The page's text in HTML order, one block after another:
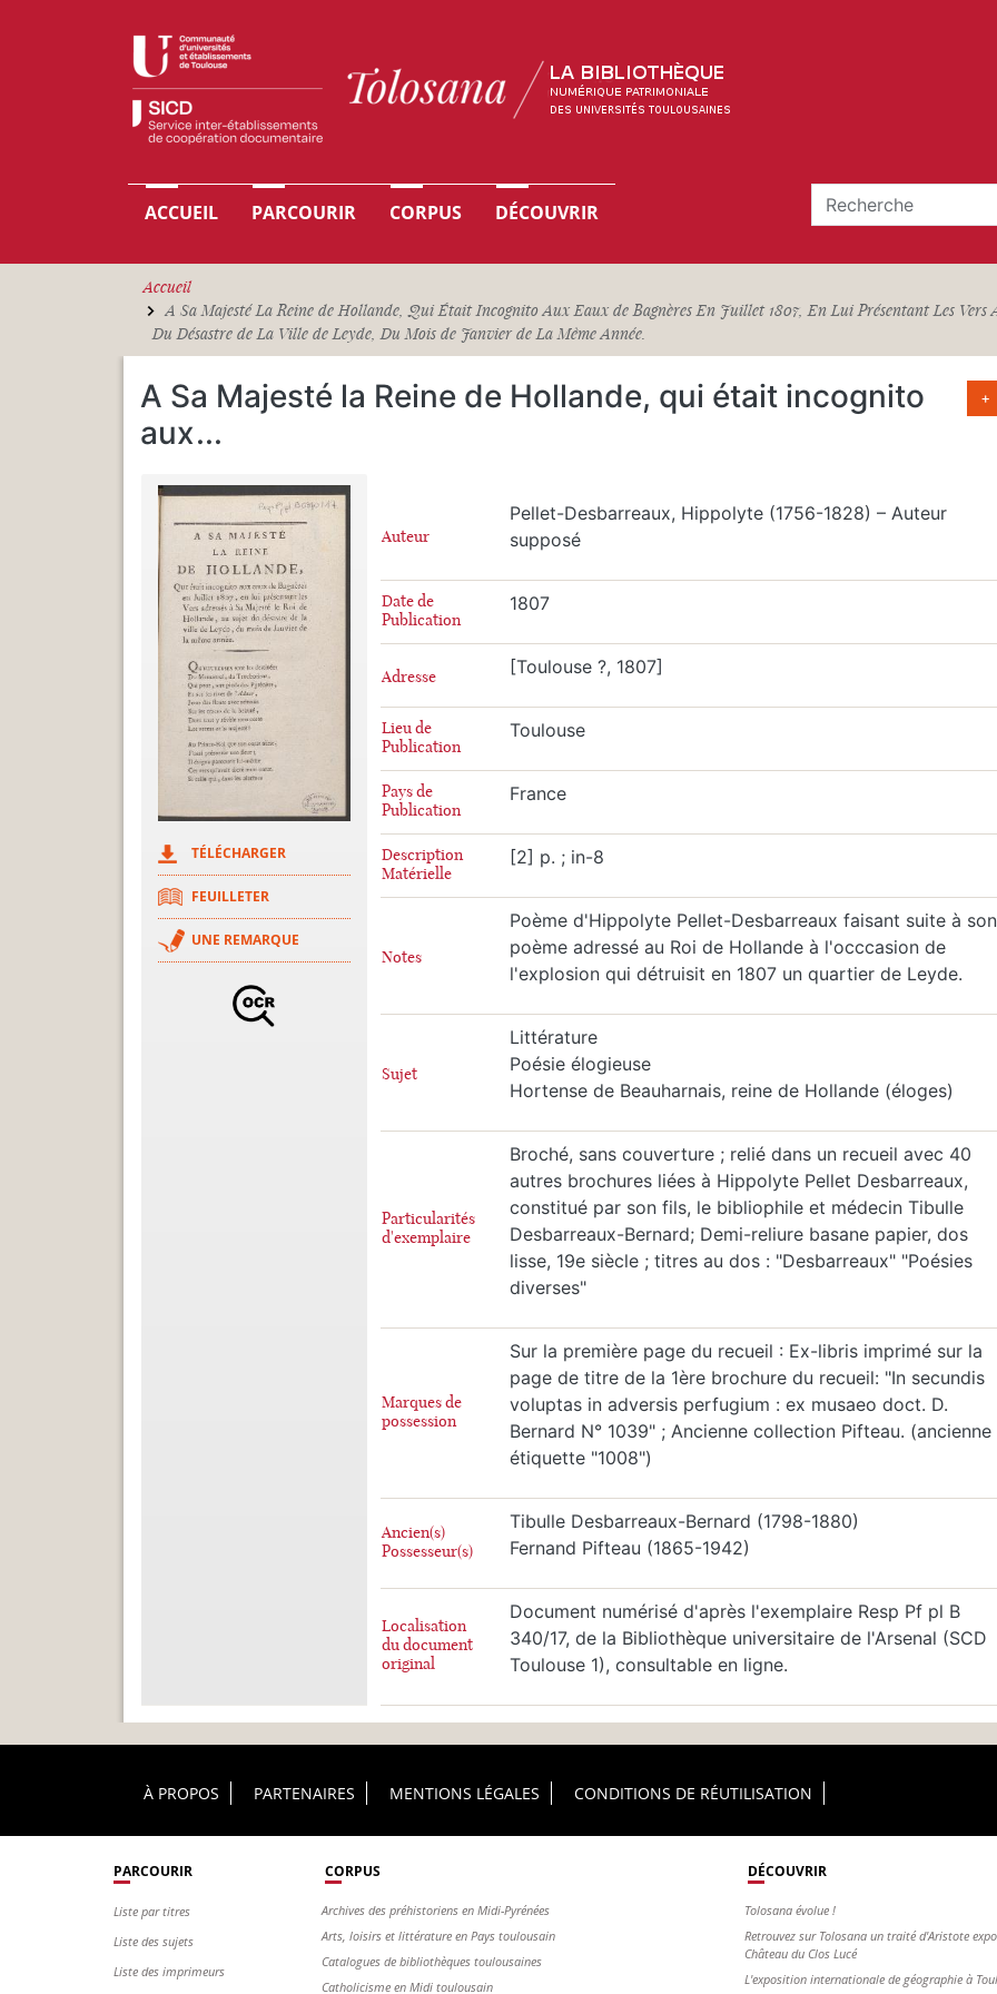
Navigation principale
ACCUEIL PARCOURIR CORPUS DÉCOUVRIR
Accueil
A Sa Majesté La Reine de Hollande, Qui Était Incognito Aux Eaux de Bagnères En Juillet 1807, En Lui Présentant Les Vers
Du Désastre de La Ville de Leyde, Du Mois de Janvier de La Même Année.
A Sa Majesté la Reine de Hollande, qui était incognito
aux...
+
TÉLÉCHARGER
FEUILLETER
UNE REMARQUE
Auteur
Pellet-Desbarreaux, Hippolyte (1756-1828) – Auteur
supposé
Date de
Publication
1807
Adresse [Toulouse ?, 1807]
Lieu de
Publication
Toulouse
Pays de
Publication
France
Description
Matérielle
[2] p. ; in-8
Notes
Poème d'Hippolyte Pellet-Desbarreaux faisant suite à son
poème adressé au Roi de Hollande à l'occcasion de
l'explosion qui détruisit en 1807 un quartier de Leyde.
Sujet
Littérature
Poésie élogieuse
Hortense de Beauharnais, reine de Hollande (éloges)
Particularités
d'exemplaire
Broché, sans couverture ; relié dans un recueil avec 40
autres brochures liées à Hippolyte Pellet Desbarreaux,
constitué par son fils, le bibliophile et médecin Tibulle
Desbarreaux-Bernard; Demi-reliure basane papier, dos
lisse, 19e siècle ; titres au dos : "Desbarreaux" "Poésies
diverses"
Marques de
possession
Sur la première page du recueil : Ex-libris imprimé sur la
page de titre de la 1ère brochure du recueil: "In secundis
voluptas in adversis perfugium : ex musaeo doct. D.
Bernard N° 1039" ; Ancienne collection Pifteau. (ancienne
étiquette "1008")
Ancien(s)
Possesseur(s)
Tibulle Desbarreaux-Bernard (1798-1880)
Fernand Pifteau (1865-1942)
Localisation
du document
original
Document numérisé d'après l'exemplaire Resp Pf pl B
340/17, de la Bibliothèque universitaire de l'Arsenal (SCD
Toulouse 1), consultable en ligne.
Footer Principal
À PROPOS PARTENAIRES MENTIONS LÉGALES CONDITIONS DE RÉUTILISATION
PARCOURIR
Liste par titres
Liste des sujets
Liste des imprimeurs
CORPUS
Archives des préhistoriens en Midi-Pyrénées
Arts, loisirs et littérature en Pays toulousain
Catalogues de bibliothèques toulousaines
Catholicisme en Midi toulousain
DÉCOUVRIR
Tolosana évolue !
Retrouvez sur Tolosana un traité d'Aristote
Château du Clos Lucé
L'exposition internationale de géographie à